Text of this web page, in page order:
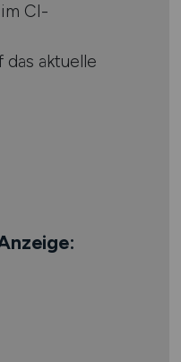
CI-
das aktuelle